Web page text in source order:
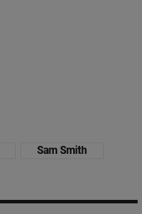
Sam Smith